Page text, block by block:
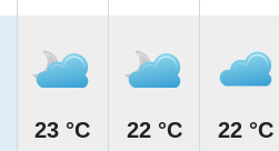
23 °C 22 °C 22 °C